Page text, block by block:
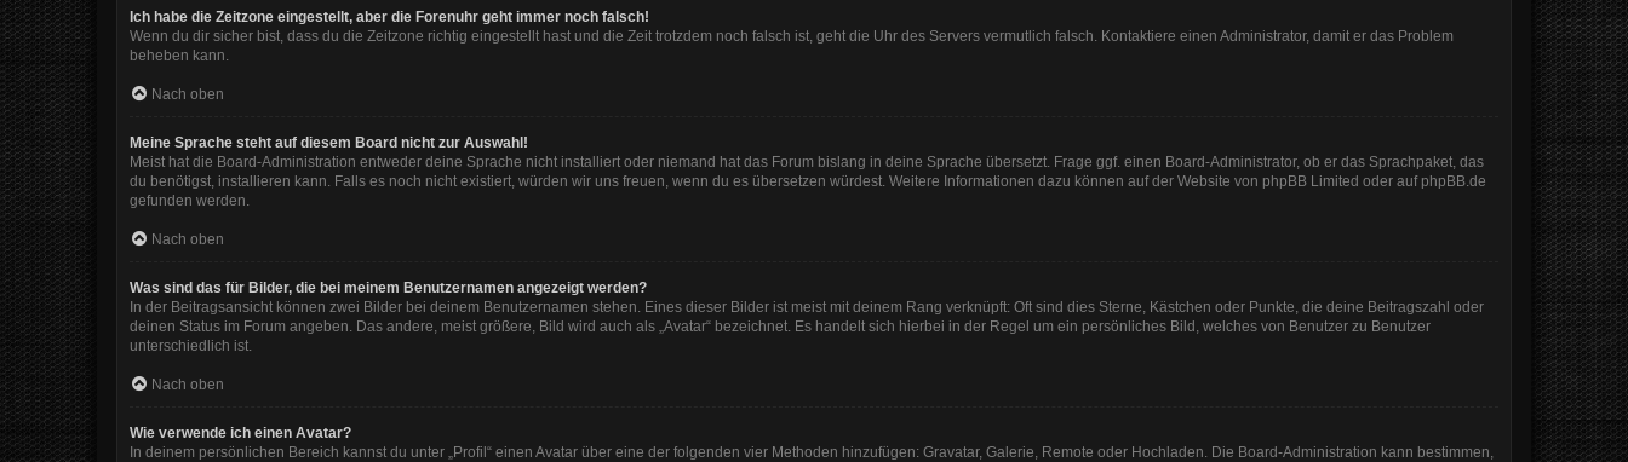
Ich habe die Zeitzone eingestellt, aber die Forenuhr geht immer noch falsch!
Wenn du dir sicher bist, dass du die Zeitzone richtig eingestellt hast und die Zeit trotzdem noch falsch ist, geht die Uhr des Servers vermutlich falsch. Kontaktiere einen Administrator, damit er das Problem
beheben kann.
Nach oben
Meine Sprache steht auf diesem Board nicht zur Auswahl!
Meist hat die Board-Administration entweder deine Sprache nicht installiert oder niemand hat das Forum bislang in deine Sprache übersetzt. Frage ggf. einen Board-Administrator, ob er das Sprachpaket, das
du benötigst, installieren kann. Falls es noch nicht existiert, würden wir uns freuen, wenn du es übersetzen würdest. Weitere Informationen dazu können auf der Website von phpBB Limited oder auf phpBB.de
gefunden werden.
Nach oben
Was sind das für Bilder, die bei meinem Benutzernamen angezeigt werden?
In der Beitragsansicht können zwei Bilder bei deinem Benutzernamen stehen. Eines dieser Bilder ist meist mit deinem Rang verknüpft: Oft sind dies Sterne, Kästchen oder Punkte, die deine Beitragszahl oder
deinen Status im Forum angeben. Das andere, meist größere, Bild wird auch als „Avatar“ bezeichnet. Es handelt sich hierbei in der Regel um ein persönliches Bild, welches von Benutzer zu Benutzer
unterschiedlich ist.
Nach oben
Wie verwende ich einen Avatar?
In deinem persönlichen Bereich kannst du unter „Profil“ einen Avatar über eine der folgenden vier Methoden hinzufügen: Gravatar, Galerie, Remote oder Hochladen. Die Board-Administration kann bestimmen,